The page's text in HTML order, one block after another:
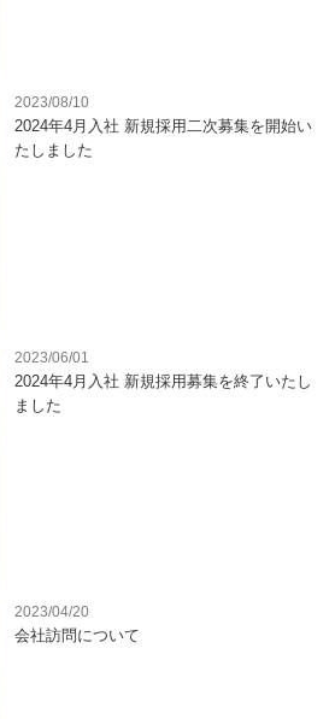
2023/08/10
2024年4月入社 新規採用二次募集を開始い
たしました
2023/06/01
2024年4月入社 新規採用募集を終了いたし
ました
2023/04/20
会社訪問について